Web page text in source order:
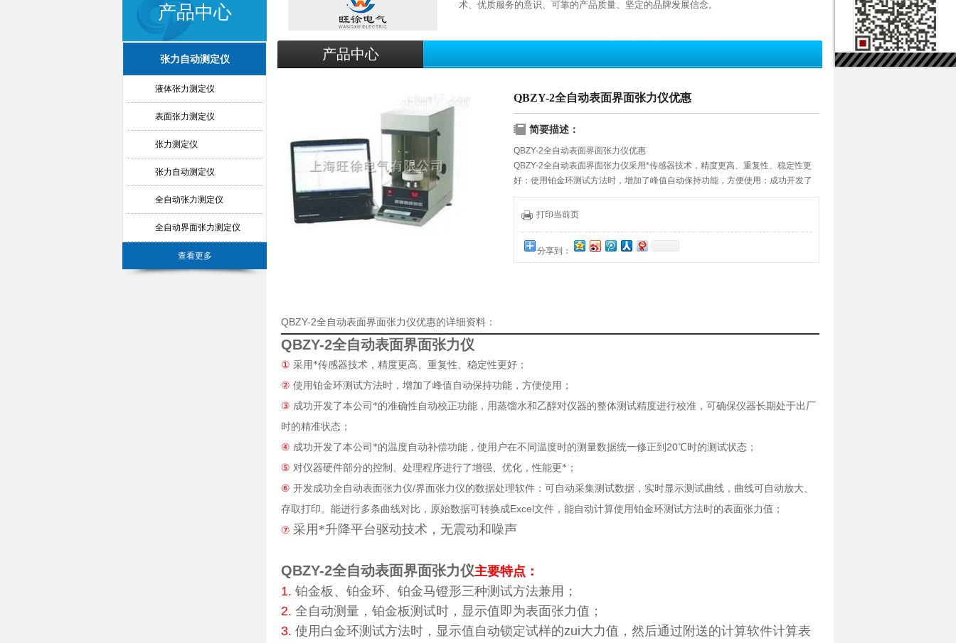
产品中心
张力自动测定仪
液体张力测定仪
表面张力测定仪
张力测定仪
张力自动测定仪
全自动张力测定仪
全自动界面张力测定仪
查看更多
术、优质服务的意识、可靠的产品质量、坚定的品牌发展信念。
产品中心
QBZY-2全自动表面界面张力仪优惠
简要描述：
QBZY-2全自动表面界面张力仪优惠
QBZY-2全自动表面界面张力仪采用*传感器技术，精度更高、重复性、稳定性更
好；使用铂金环测试方法时，增加了峰值自动保持功能，方便使用；成功开发了
本公司*的准确性自动校正功能，用蒸馏水和乙醇对仪器的整体测试精度进行校
准，可确保仪器长期处于出厂时的精准状态；
打印当前页
分享到：
QBZY-2全自动表面界面张力仪优惠的详细资料：
QBZY-2全自动表面界面张力仪
① 采用*传感器技术，精度更高、重复性、稳定性更好；
② 使用铂金环测试方法时，增加了峰值自动保持功能，方便使用；
③ 成功开发了本公司*的准确性自动校正功能，用蒸馏水和乙醇对仪器的整体测试精度进行校准，可确保仪器长期处于出厂
时的精准状态；
④ 成功开发了本公司*的温度自动补偿功能，使用户在不同温度时的测量数据统一修正到 20℃时的测试状态；
⑤ 对仪器硬件部分的控制、处理程序进行了增强、优化，性能更*；
⑥ 开发成功全自动表面张力仪/界面张力仪的数据处理软件：可自动采集测试数据，实时显示测试曲线，曲线可自动放大、
存取打印。能进行多条曲线对比，原始数据可转换成Excel文件，能自动计算使用铂金环测试方法时的表面张力值；
⑦ 采用*升降平台驱动技术，无震动和噪声
QBZY-2全自动表面界面张力仪主要特点：
1. 铂金板、铂金环、铂金马镫形三种测试方法兼用；
2. 全自动测量，铂金板测试时，显示值即为表面张力值；
3. 使用白金环测试方法时，显示值自动锁定试样的zui大力值，然后通过附送的计算软件计算表